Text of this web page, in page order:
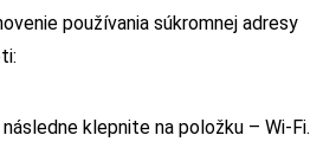
používania súkromnej adresy
klepnite na položku – Wi-Fi.